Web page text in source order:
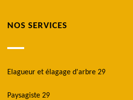
NOS SERVICES
Elagueur et élagage d'arbre 29
Paysagiste 29